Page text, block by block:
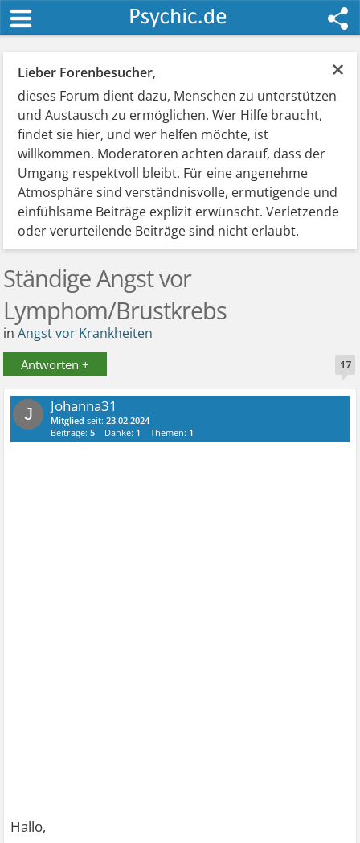
×
Lieber Forenbesucher,
dieses Forum dient dazu, Menschen zu unterstützen
und Austausch zu ermöglichen. Wer Hilfe braucht,
findet sie hier, und wer helfen möchte, ist
willkommen. Moderatoren achten darauf, dass der
Umgang respektvoll bleibt. Für eine angenehme
Atmosphäre sind verständnisvolle, ermutigende und
einfühlsame Beiträge explizit erwünscht. Verletzende
oder verurteilende Beiträge sind nicht erlaubt.
Ständige Angst vor
Lymphom/Brustkrebs
inAngst vor Krankheiten
Antworten + 17
J Johanna31
Mitglied seit:23.02.2024
Beiträge:5 Danke: 1 Themen: 1
Hallo,